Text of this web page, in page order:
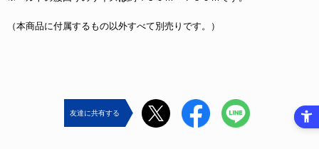
（本商品に付属するもの以外すべて別売りです。）
友達に共有する